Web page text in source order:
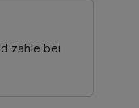
zahle bei